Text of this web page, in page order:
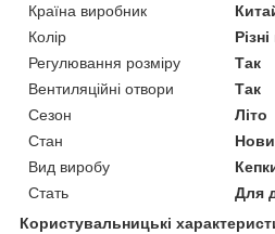
Країна виробник
Колір
Регулювання розміру
Так
Вентиляційні отвори
Так
Сезон
Літо
Стан
Вид виробу
Стать
Для
Користувальницькі